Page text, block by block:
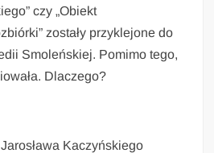
czy „Obiekt
zostały przyklejone do
Smoleńskiej. Pomimo tego,
Dlaczego?
Kaczyńskiego